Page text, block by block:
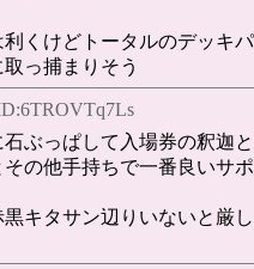
くけどトータルのデッキパ
っ捕まりそう
ぶっぱして入場券の釈迦と
の他手持ちで一番良いサポ
キタサン辺りいないと厳し